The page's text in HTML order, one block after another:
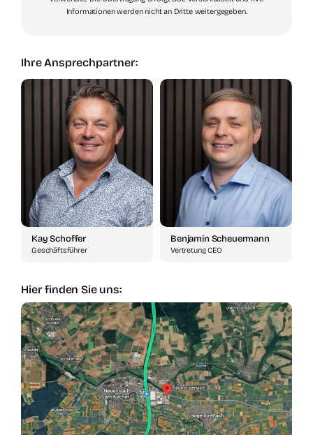
Informationen werden nicht an Dritte weitergegeben.
Ihre Ansprechpartner:
Kay Schoffer
Geschäftsführer
Benjamin Scheuermann
Vertretung CEO
Hier finden Sie uns: